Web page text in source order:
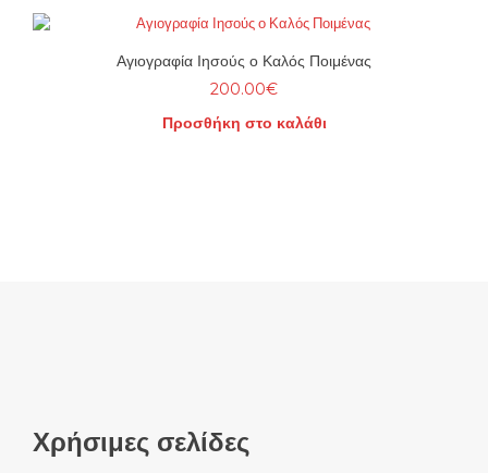
Αγιογραφία Ιησούς ο Καλός Ποιμένας
200.00€
Προσθήκη στο καλάθι
Χρήσιμες σελίδες